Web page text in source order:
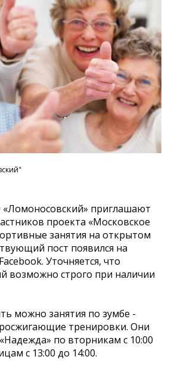
приглашают
проекта «Московское
занятия на открытом
пост появился на
Уточняется, что
возможно строго при наличии
можно занятия по зумбе -
тренировки. Они
по вторникам с 10:00
с 13:00 до 14:00.